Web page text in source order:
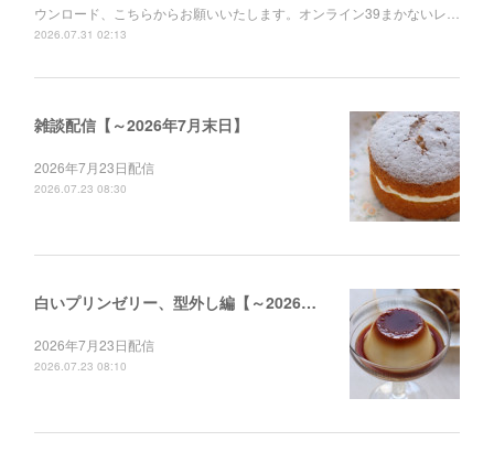
ウンロード、こちらからお願いいたします。オンライン39まかないレ…
2026.07.31 02:13
雑談配信【～2026年7月末日】
2026年7月23日配信
2026.07.23 08:30
白いプリンゼリー、型外し編【～2026年12月末日】
2026年7月23日配信
2026.07.23 08:10